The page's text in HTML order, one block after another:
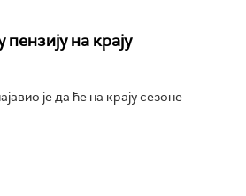
на крају
је да ће на крају сезоне